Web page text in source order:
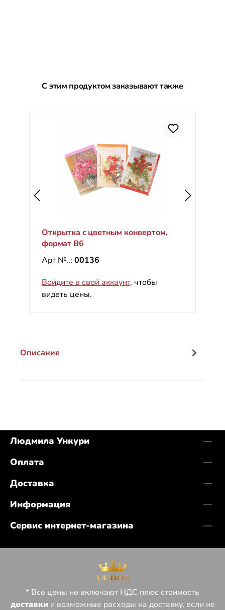
Пропустить галерею продуктов
С этим продуктом заказывают также
Открытка с цветным конвертом,
формат B6
Арт №..: 00136
Войдите в свой аккаунт, чтобы
видеть цены.
Описание
Людмила Ункури
Оплата
Доставка
Информация
Сервис интернет-магазина
* Все цены не включают НДС плюс стоимость
доставки и возможные расходы на доставку, если не